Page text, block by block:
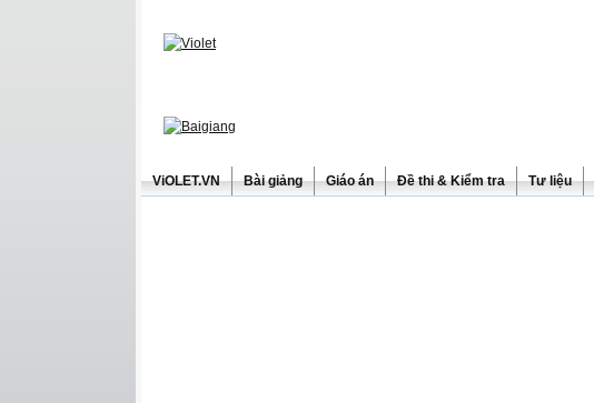
ViOLET.VN Bài giảng Giáo án Đề thi & Kiểm tra Tư liệu